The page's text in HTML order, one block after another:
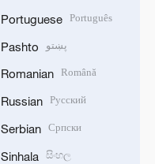
Portuguese Português
Pashto پښتو
Romanian Română
Russian Русский
Serbian Српски
Sinhala සිංහල